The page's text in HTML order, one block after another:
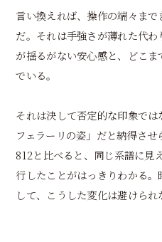
言い換えれば、操作の端々ま
だ。それは手強さが薄れた代
が揺るがない安心感と、どこ
でいる。
それは決して否定的な印象で
フェラーリの姿」だと納得させ
812と比べると、同じ系譜に見
行したことがはっきりわかる
して、こうした変化は避けられ